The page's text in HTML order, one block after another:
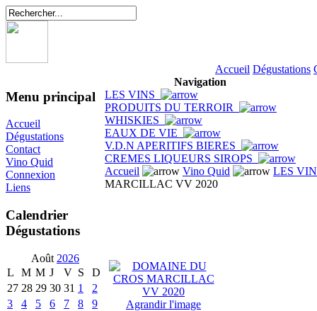
Accueil Dégustations
Menu principal
Accueil
Dégustations
Contact
Vino Quid
Connexion
Liens
Calendrier
Dégustations
Août 2026
L
M M J V S
D
27 28 29 30 31 1
2
3
4 5 6 7 8
9
Navigation
LES VINS
PRODUITS DU TERROIR
WHISKIES
EAUX DE VIE
V.D.N APERITIFS BIERES
CREMES LIQUEURS SIROPS
Accueil
Vino Quid
LES
MARCILLAC VV 2020
Agrandir l'image